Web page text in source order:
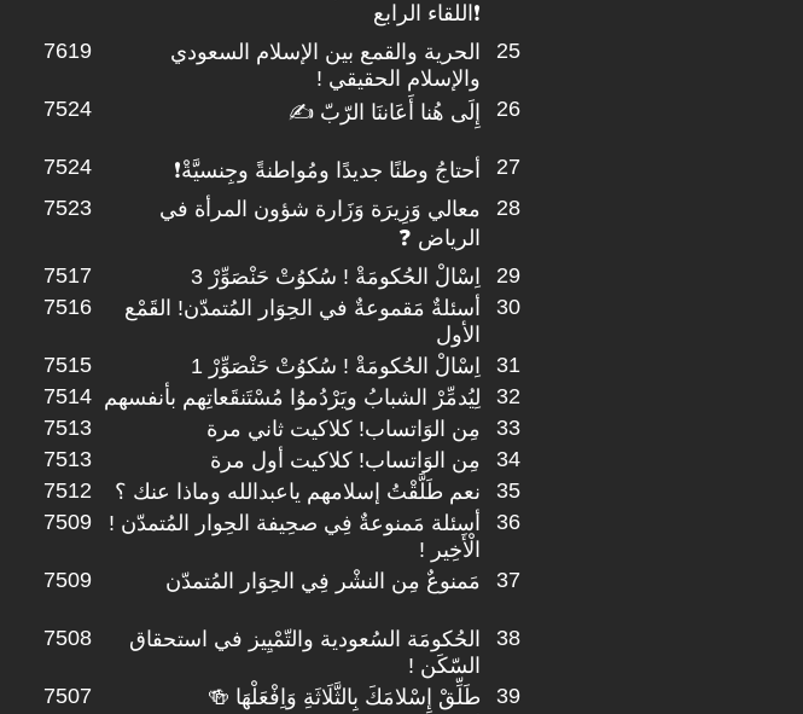
❗اللقاء الرابع
7619
الحرية والقمع بين الإسلام السعودي
والإسلام الحقيقي !
25
7524 إِلَى هُنا أَعَاننَا الرّبّ ✍ 26
7524 أحتاجُ وطنًا جديدًا ومُواطنةً وجِنسيَّةْ❗
27
7523
معالي وَزِيرَة وَزَارة شؤون المرأة في
الرياض ❓
28
7517 اِسْالْ الحُكومَةْ ! سُكوُتْ حَنْصَوِّرْ 3
29
7516
أسئلةٌ مَقموعةٌ في الحِوَار المُتمدّن! القَمْع
الأول
30
7515 اِسْالْ الحُكومَةْ ! سُكوُتْ حَنْصَوِّرْ 1
31
7514 لِيُدمِّرْ الشبابُ ويَرْدُموُا مُسْتَنقَعاتِهم بأنفسهم
32
7513 مِن الوَاتساب! كلاكيت ثاني مرة
33
7513 مِن الوَاتساب! كلاكيت أول مرة
34
7512 نعم طَلَّقْتُ إسلامهم ياعبدالله وماذا عنك ؟
35
7509
أسئلة مَمنوعةٌ فِي صحِيفة الحِوار المُتمدّن !
الْأَخِير !
36
7509 مَمنوعٌ مِن النشْر فِي الحِوَار المُتمدّن 37
7508
الحُكومَة السُعودية والتّمْيِيز في استحقاق
السّكَن !
38
7507 طَلِّقْ إِسْلامَكَ بِالثَّلَاثَةِ وَاِفْعَلْهَا 🍻
39